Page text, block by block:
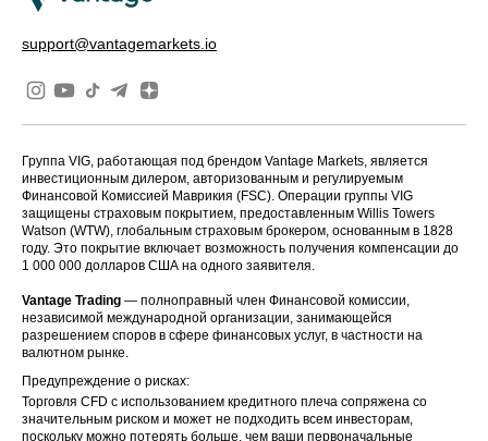
support@vantagemarkets.io
Группа VIG, работающая под брендом Vantage Markets, является
инвестиционным дилером, авторизованным и регулируемым
Финансовой Комиссией Маврикия (FSC). Операции группы VIG
защищены страховым покрытием, предоставленным Willis Towers
Watson (WTW), глобальным страховым брокером, основанным в 1828
году. Это покрытие включает возможность получения компенсации до
1 000 000 долларов США на одного заявителя.
Vantage Trading — полноправный член Финансовой комиссии,
независимой международной организации, занимающейся
разрешением споров в сфере финансовых услуг, в частности на
валютном рынке.
Предупреждение о рисках:
Торговля CFD с использованием кредитного плеча сопряжена со
значительным риском и может не подходить всем инвесторам,
поскольку можно потерять больше, чем ваши первоначальные